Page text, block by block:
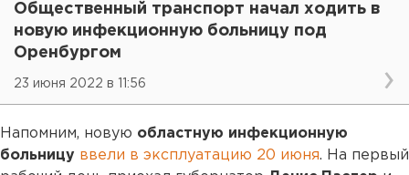
Общественный транспорт начал ходить в
новую инфекционную больницу под
Оренбургом
23 июня 2022 в 11:56
Напомним, новую областную инфекционную
больницу ввели в эксплуатацию 20 июня. На первый